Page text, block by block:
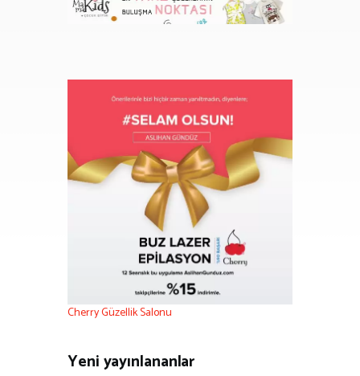
Cherry Güzellik Salonu
Yeni yayınlananlar